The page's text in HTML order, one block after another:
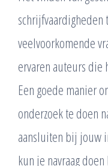
schrijfvaardigheden
veelvoorkomende
ervaren auteurs
Een goede manier
onderzoek te doen
aansluiten bij jouw
kun je navraag